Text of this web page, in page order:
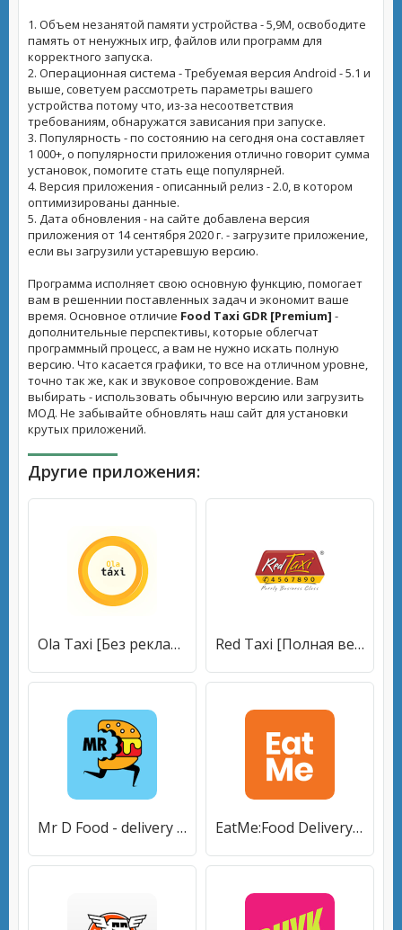
1. Объем незанятой памяти устройства - 5,9M, освободите
память от ненужных игр, файлов или программ для
корректного запуска.
2. Операционная система - Требуемая версия Android - 5.1 и
выше, советуем рассмотреть параметры вашего
устройства потому что, из-за несоответствия
требованиям, обнаружатся зависания при запуске.
3. Популярность - по состоянию на сегодня она составляет
1 000+, о популярности приложения отлично говорит сумма
установок, помогите стать еще популярней.
4. Версия приложения - описанный релиз - 2.0, в котором
оптимизированы данные.
5. Дата обновления - на сайте добавлена версия
приложения от 14 сентября 2020 г. - загрузите приложение,
если вы загрузили устаревшую версию.
Программа исполняет свою основную функцию, помогает
вам в решеннии поставленных задач и экономит ваше
время. Основное отличие Food Taxi GDR [Premium] -
дополнительные перспективы, которые облегчат
программный процесс, а вам не нужно искать полную
версию. Что касается графики, то все на отличном уровне,
точно так же, как и звуковое сопровождение. Вам
выбирать - использовать обычную версию или загрузить
МОД. Не забывайте обновлять наш сайт для установки
крутых приложений.
Другие приложения:
Ola Taxi [Без рекламы] Red Taxi [Полная версия]
Mr D Food - delivery & takeaway [Premium] EatMe:Food Delivery & Dine Out [Полная версия]